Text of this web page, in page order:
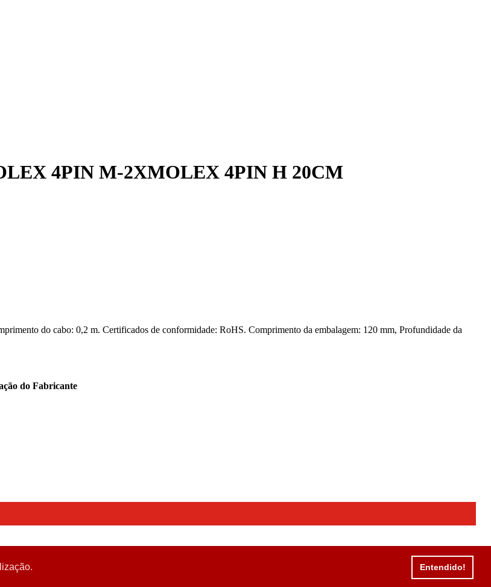
Entendido!
4PIN M-2XMOLEX 4PIN H 20CM
do cabo: 0,2 m. Certificados de conformidade: RoHS. Comprimento da embalagem: 120 mm, Profundidade da
do Fabricante